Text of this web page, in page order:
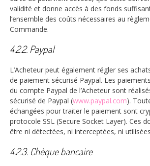
validité et donne accès à des fonds
l’ensemble des coûts nécessaires au
Commande.
4.2.2. Paypal
L’Acheteur peut également régler ses
de paiement sécurisé Paypal. Les
du compte Paypal de l’Acheteur sont
sécurisé de Paypal (www.paypal.com).
échangées pour traiter le paiement sont
protocole SSL (Secure Socket Layer). Ces
être ni détectées, ni interceptées, ni
4.2.3. Chèque bancaire